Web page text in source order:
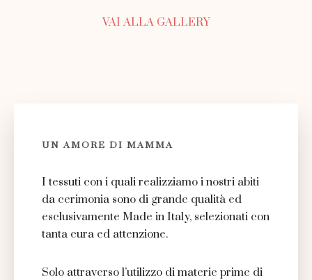
VAI ALLA GALLERY
UN AMORE DI MAMMA
I tessuti con i quali realizziamo i nostri abiti
da cerimonia sono di grande qualità ed
esclusivamente Made in Italy, selezionati con
tanta cura ed attenzione.
Solo attraverso l’utilizzo di materie prime di